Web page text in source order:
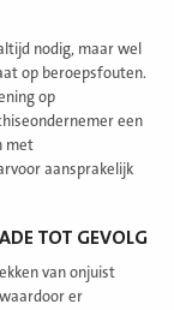
nodig, maar wel
op beroepsfouten.
op
een
met
aansprakelijk
TOT GEVOLG
van onjuist
er